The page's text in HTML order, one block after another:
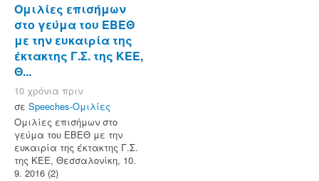
Ομιλίες επισήμων
στο γεύμα του ΕΒΕΘ
με την ευκαιρία της
έκτακτης Γ.Σ. της ΚΕΕ,
Θ...
10 χρόνια πριν
σε Speeches-Ομιλίες
Ομιλίες επισήμων στο
γεύμα του ΕΒΕΘ με την
ευκαιρία της έκτακτης Γ.Σ.
της ΚΕΕ, Θεσσαλονίκη, 10.
9. 2016 (2)